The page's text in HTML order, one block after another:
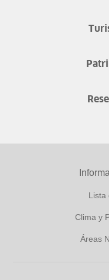
Lista
Clima y
Áreas